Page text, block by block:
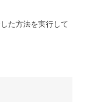
た方法を実行して